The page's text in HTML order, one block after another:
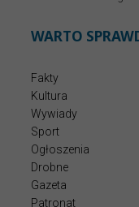
WARTO
Fakty
Kultura
Wywiady
Sport
Ogłoszenia
Drobne
Gazeta
Patronat